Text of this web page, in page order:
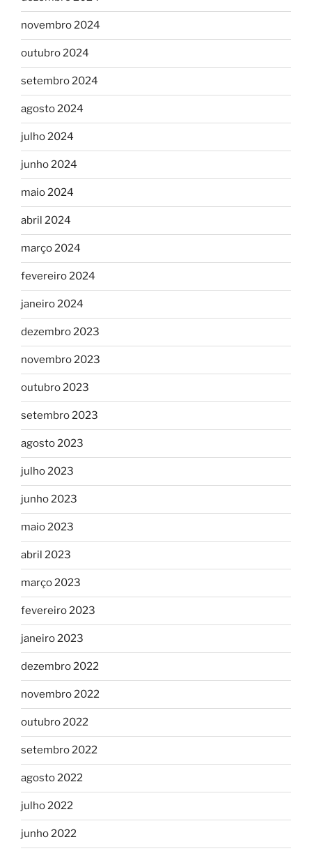
novembro 2024
outubro 2024
setembro 2024
agosto 2024
julho 2024
junho 2024
maio 2024
abril 2024
março 2024
fevereiro 2024
janeiro 2024
dezembro 2023
novembro 2023
outubro 2023
setembro 2023
agosto 2023
julho 2023
junho 2023
maio 2023
abril 2023
março 2023
fevereiro 2023
janeiro 2023
dezembro 2022
novembro 2022
outubro 2022
setembro 2022
agosto 2022
julho 2022
junho 2022